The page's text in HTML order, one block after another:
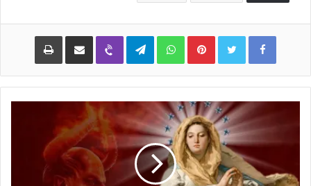
Pinterest
WhatsApp
Telegram
Viber مشاركة عبر البريد طباعة